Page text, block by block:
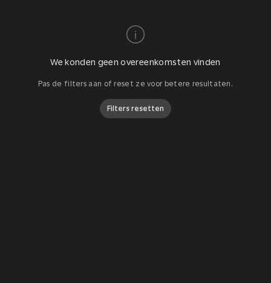
We konden geen overeenkomsten vinden
Pas de filters aan of reset ze voor betere resultaten.
Filters resetten